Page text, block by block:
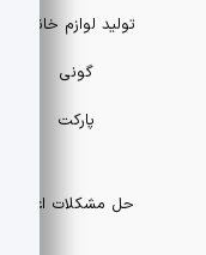
تولید لوازم خانگی
گونی
پارکت
حل مشکلات اعضا